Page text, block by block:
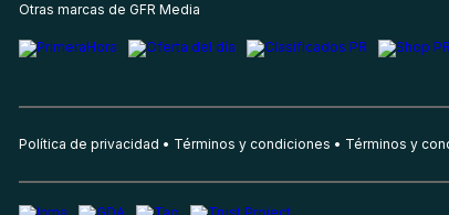
Otras marcas de GFR Media
Política de privacidad Términos y condiciones Términos y